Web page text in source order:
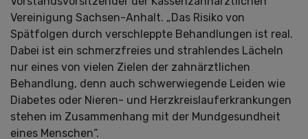
Vereinigung Sachsen-Anhalt. „Das Risiko von
Spätfolgen durch verschleppte Behandlungen ist real.
Dabei ist ein schmerzfreies und strahlendes Lächeln
nur eines von vielen Zielen der zahnärztlichen
Behandlung, denn auch schwerwiegende Leiden wie
Diabetes oder Nieren- und Herzkreislauferkrankungen
stehen im Zusammenhang mit der Mundgesundheit
eines Menschen“.